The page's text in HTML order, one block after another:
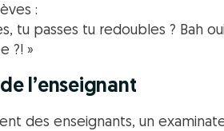
:
tu passes tu redoubles ? Bah
?! »
l’enseignant
des enseignants, un